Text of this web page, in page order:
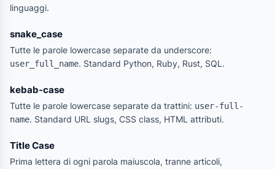
linguaggi.
snake_case
Tutte le parole lowercase separate da underscore:
user_full_name. Standard Python, Ruby, Rust, SQL.
kebab-case
Tutte le parole lowercase separate da trattini: user-full-
name. Standard URL slugs, CSS class, HTML attributi.
Title Case
Prima lettera di ogni parola maiuscola, tranne articoli,